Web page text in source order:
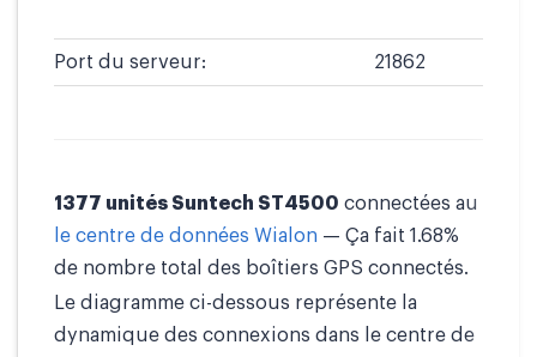
Port du serveur: 21862
1377 unités Suntech ST4500 connectées au
le centre de données Wialon — Ça fait 1.68%
de nombre total des boîtiers GPS connectés.
Le diagramme ci-dessous représente la
dynamique des connexions dans le centre de